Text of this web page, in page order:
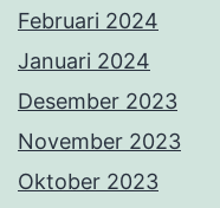
Februari 2024
Januari 2024
Desember 2023
November 2023
Oktober 2023